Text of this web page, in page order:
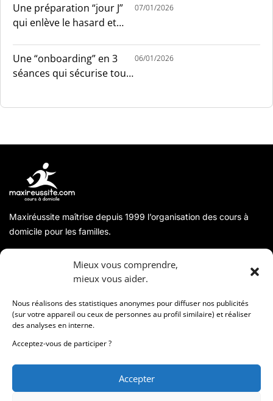
Mieux vous comprendre,
mieux vous aider.
Nous réalisons des statistiques anonymes pour diffuser nos publicités
(sur votre appareil ou ceux de personnes au profil similaire) et réaliser
des analyses en interne.
Acceptez-vous de participer ?
Accepter
Une préparation “jour J”
qui enlève le hasard et
07/01/2026
Une “onboarding” en 3
séances qui sécurise tout
06/01/2026
Maxiréussite maîtrise depuis 1999 l’organisation des cours à
domicile pour les familles.
Coordonnées